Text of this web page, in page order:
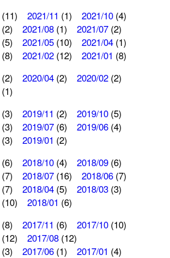
(11) 2021/11 (1) 2021/10 (4)
(2) 2021/08 (1) 2021/07 (2)
(5) 2021/05 (10) 2021/04 (1)
(8) 2021/02 (12) 2021/01 (8)
(2) 2020/04 (2) 2020/02 (2)
(1)
(3) 2019/11 (2) 2019/10 (5)
(3) 2019/07 (6) 2019/06 (4)
(3) 2019/01 (2)
(6) 2018/10 (4) 2018/09 (6)
(7) 2018/07 (16) 2018/06 (7)
(7) 2018/04 (5) 2018/03 (3)
(10) 2018/01 (6)
(8) 2017/11 (6) 2017/10 (10)
(12) 2017/08 (12)
(3) 2017/06 (1) 2017/01 (4)